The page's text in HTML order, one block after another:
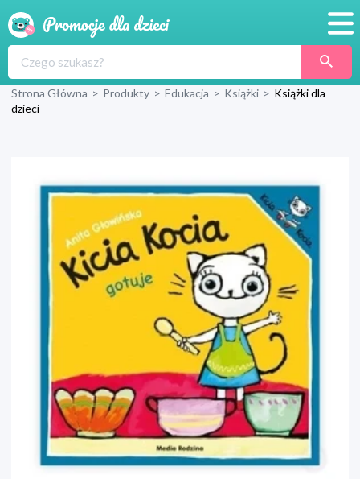
Produkty
Wyprawka
Strona Główna > Produkty > Edukacja > Książki > Książki dla
dzieci